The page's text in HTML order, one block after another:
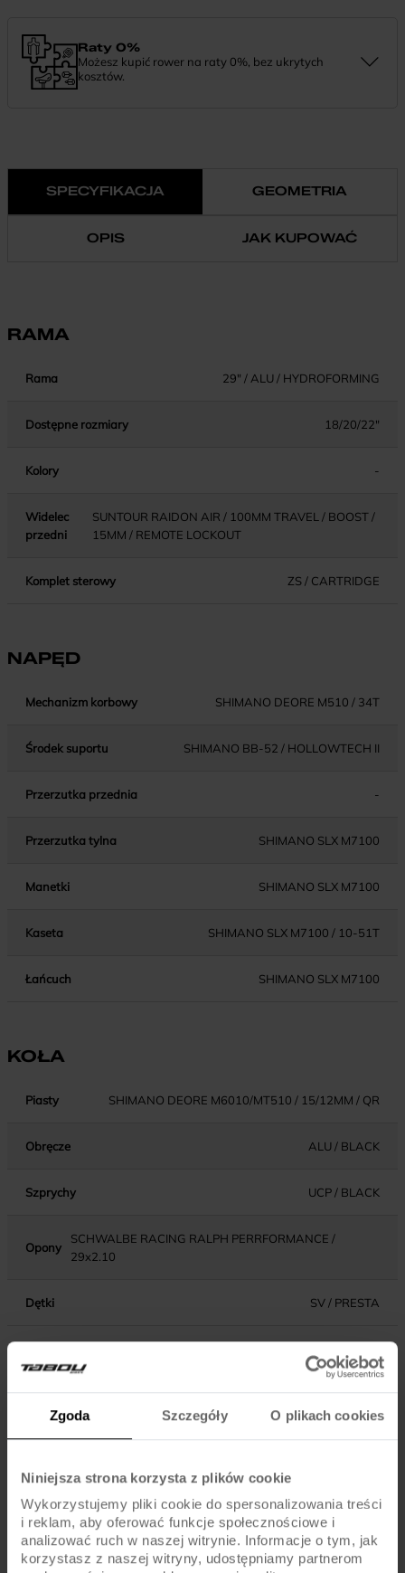
Zgoda Szczegóły O plikach cookies
Niniejsza strona korzysta z plików cookie
Wykorzystujemy pliki cookie do spersonalizowania treści
i reklam, aby oferować funkcje społecznościowe i
analizować ruch w naszej witrynie. Informacje o tym, jak
korzystasz z naszej witryny, udostępniamy partnerom
Raty 0%
Możesz kupić rower na raty 0%, bez ukrytych
kosztów.
SPECYFIKACJA GEOMETRIA
OPIS JAK KUPOWAĆ
RAMA
Rama 29" / ALU / HYDROFORMING
Dostępne rozmiary 18/20/22"
Kolory -
Widelec
przedni
SUNTOUR RAIDON AIR / 100MM TRAVEL / BOOST /
15MM / REMOTE LOCKOUT
Komplet sterowy ZS / CARTRIDGE
NAPĘD
Mechanizm korbowy SHIMANO DEORE M510 / 34T
Środek suportu SHIMANO BB-52 / HOLLOWTECH II
Przerzutka przednia -
Przerzutka tylna SHIMANO SLX M7100
Manetki SHIMANO SLX M7100
Kaseta SHIMANO SLX M7100 / 10-51T
Łańcuch SHIMANO SLX M7100
KOŁA
Piasty SHIMANO DEORE M6010/MT510 / 15/12MM / QR
Obręcze ALU / BLACK
Szprychy UCP / BLACK
Opony
SCHWALBE RACING RALPH PERRFORMANCE /
29x2.10
Dętki SV / PRESTA
KOMPONENTY
SHIMANO ALTUS MT200 DISC BRAKE / ROTORS
180/160MM (SHIMANO RT30)
Dźwignie hamulca SHIMANO ALTUS MT200
Błotniki